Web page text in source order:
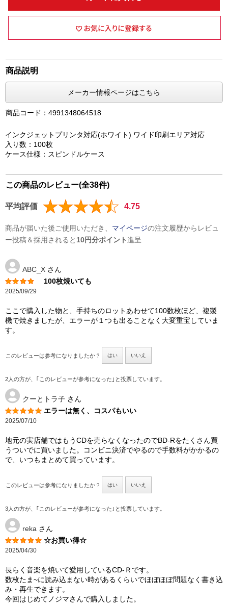
商品説明
メーカー情報ページはこちら
商品コード：4991348064518
インクジェットプリンタ対応(ホワイト) ワイド印刷エリア対応
入り数：100枚
ケース仕様：スピンドルケース
この商品のレビュー(全38件)
平均評価 4.75
商品が届いた後ご使用いただき、 マイページの注文履歴からレビュ
ー投稿＆採用されると 10円分ポイント進呈
ABC_X さん
100枚焼いても
2025/09/29
ここで購入した物と、手持ちのロットあわせて100数枚ほど、複製
機で焼きましたが、エラーが１つも出ることなく大変重宝していま
す。
このレビューは参考になりましたか？ はい いいえ
2人の方が、｢このレビューが参考になった｣と投票しています。
クーとトラ子 さん
エラーは無く、コスパもいい
2025/07/10
地元の実店舗ではもうCDを売らなくなったのでBD-Rをたくさん買
うついでに買いました。コンビニ決済でやるので手数料がかかるの
で、いつもまとめて買っています。
このレビューは参考になりましたか？ はい いいえ
3人の方が、｢このレビューが参考になった｣と投票しています。
reka さん
☆お買い得☆
2025/04/30
長らく音楽を焼いて愛用しているCD‐Ｒです。
数枚たま~に読み込まない時があるくらいでほぼほぼ問題なく書き込
み・再生できます。
今回はじめてノジマさんで購入しました。